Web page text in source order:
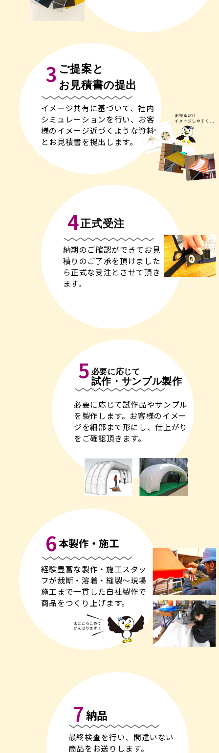
3 ご提案と
お見積書の提出
イメージ共有に基づいて、社内
シミュレーションを行い、お客
様のイメージ近づくような資料
とお見積書を提出します。
4正式受注
納期のご確認ができてお見
積りのご了承を頂けました
ら正式な受注とさせて頂き
ます。
5 必要に応じて
試作・サンプル製作
必要に応じて試作品やサンプル
を製作します。お客様のイメー
ジを細部まで形にし、仕上がり
をご確認頂きます。
6本製作・施工
経験豊富な製作・施工スタッ
フが裁断・溶着・縫製〜現場
施工まで一貫した自社製作で
商品をつくり上げます。
7納品
最終検査を行い、間違いない
商品をお送りします。